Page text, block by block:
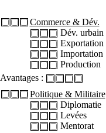
Commerce & Dév.
Dév. urbain
Exportation
Importation
Production
Avantages :
Politique & Militaire
Diplomatie
Levées
Mentorat